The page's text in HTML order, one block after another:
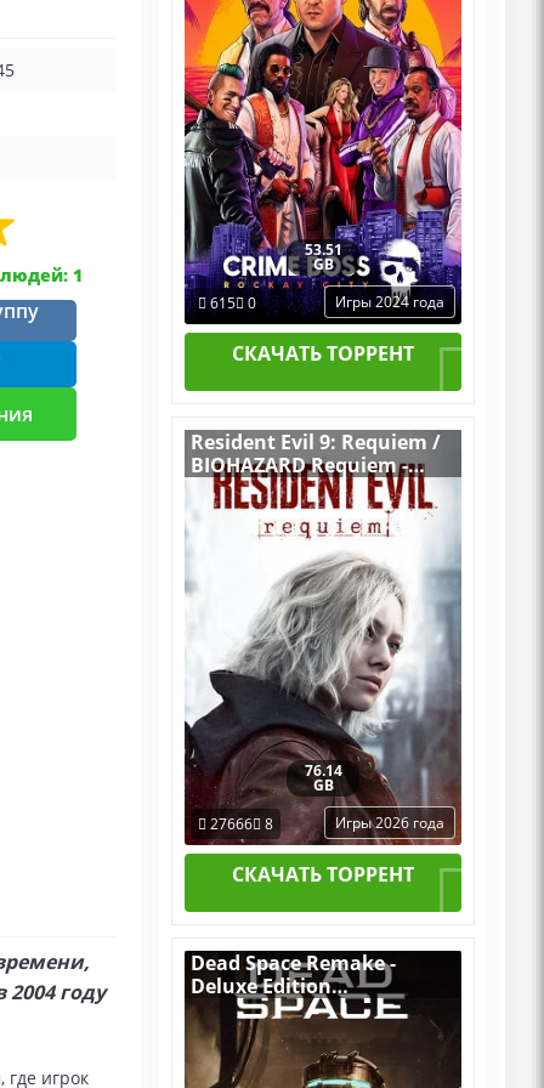
1
году
где игрок
53.51
GB
615 0 Игры 2024 года
СКАЧАТЬ ТОРРЕНТ
Resident Evil 9: Requiem /
BIOHAZARD Requiem -
Deluxe Edition
v.Build 22277314
[RUS|ENG] (2026) PC
Пиратка Portable + All
DLCs
76.14
GB
27666 8 Игры 2026 года
СКАЧАТЬ ТОРРЕНТ
Dead Space Remake -
Deluxe Edition
v.1.1.14.17871 [RUS|ENG]
(2023) PC Лицензия